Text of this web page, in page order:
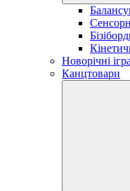
Новорічні
Канцтовари